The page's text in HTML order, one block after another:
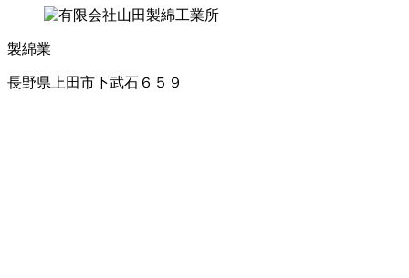
製綿業
長野県上田市下武石６５９